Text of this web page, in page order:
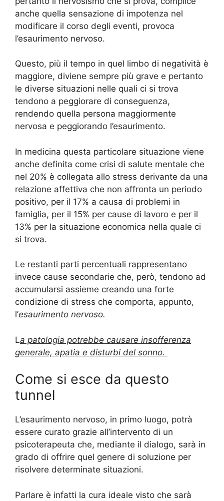
anche quella sensazione di impotenza nel
modificare il corso degli eventi, provoca
l’esaurimento nervoso.
Questo, più il tempo in quel limbo di negatività è
maggiore, diviene sempre più grave e pertanto
le diverse situazioni nelle quali ci si trova
tendono a peggiorare di conseguenza,
rendendo quella persona maggiormente
nervosa e peggiorando l’esaurimento.
In medicina questa particolare situazione viene
anche definita come crisi di salute mentale che
nel 20% è collegata allo stress derivante da una
relazione affettiva che non affronta un periodo
positivo, per il 17% a causa di problemi in
famiglia, per il 15% per cause di lavoro e per il
13% per la situazione economica nella quale ci
si trova.
Le restanti parti percentuali rappresentano
invece cause secondarie che, però, tendono ad
accumularsi assieme creando una forte
condizione di stress che comporta, appunto,
l’esaurimento nervoso.
La patologia potrebbe causare insofferenza
generale, apatia e disturbi del sonno.
Come si esce da questo
tunnel
L’esaurimento nervoso, in primo luogo, potrà
essere curato grazie all’intervento di un
psicoterapeuta che, mediante il dialogo, sarà in
grado di offrire quel genere di soluzione per
risolvere determinate situazioni.
Parlare è infatti la cura ideale visto che sarà